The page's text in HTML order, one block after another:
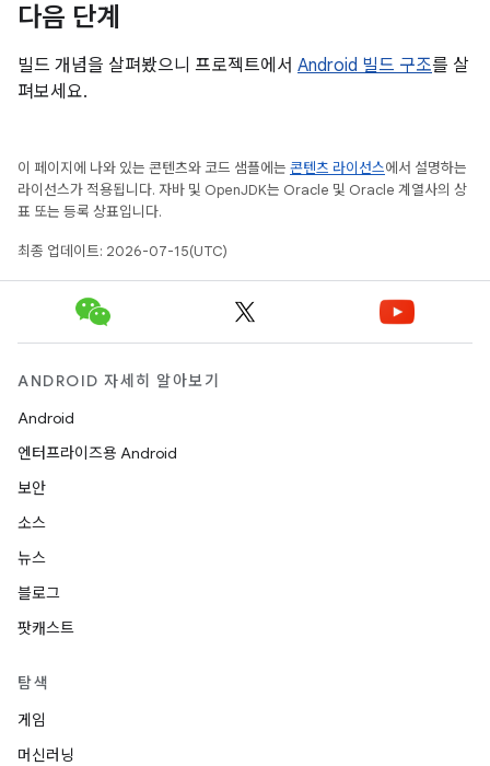
다음 단계
빌드 개념을 살펴봤으니 프로젝트에서 Android 빌드 구조를 살
펴보세요.
이 페이지에 나와 있는 콘텐츠와 코드 샘플에는 콘텐츠 라이선스에서 설명하는
라이선스가 적용됩니다. 자바 및 OpenJDK는 Oracle 및 Oracle 계열사의 상
표 또는 등록 상표입니다.
최종 업데이트: 2026-07-15(UTC)
ANDROID 자세히 알아보기
Android
엔터프라이즈용 Android
보안
소스
뉴스
블로그
팟캐스트
탐색
게임
머신러닝